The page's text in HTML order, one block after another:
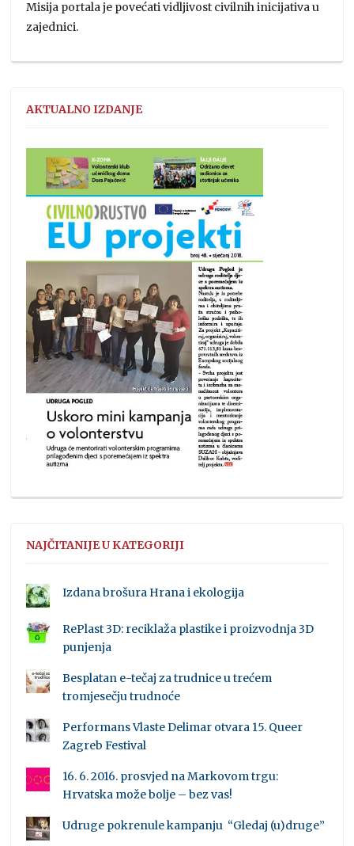
Misija portala je povećati vidljivost civilnih inicijativa u
zajednici.
AKTUALNO IZDANJE
NAJČITANIJE U KATEGORIJI
Izdana brošura Hrana i ekologija
RePlast 3D: reciklaža plastike i proizvodnja 3D
punjenja
Besplatan e-tečaj za trudnice u trećem
tromjesečju trudnoće
Performans Vlaste Delimar otvara 15. Queer
Zagreb Festival
16. 6. 2016. prosvjed na Markovom trgu:
Hrvatska može bolje – bez vas!
Udruge pokrenule kampanju “Gledaj (u)druge”